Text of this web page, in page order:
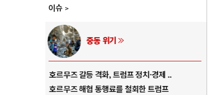
이슈
중동 위기
호르무즈 갈등 격화, 트럼프 정치·경제 ..
호르무즈 해협 통행료를 철회한 트럼프